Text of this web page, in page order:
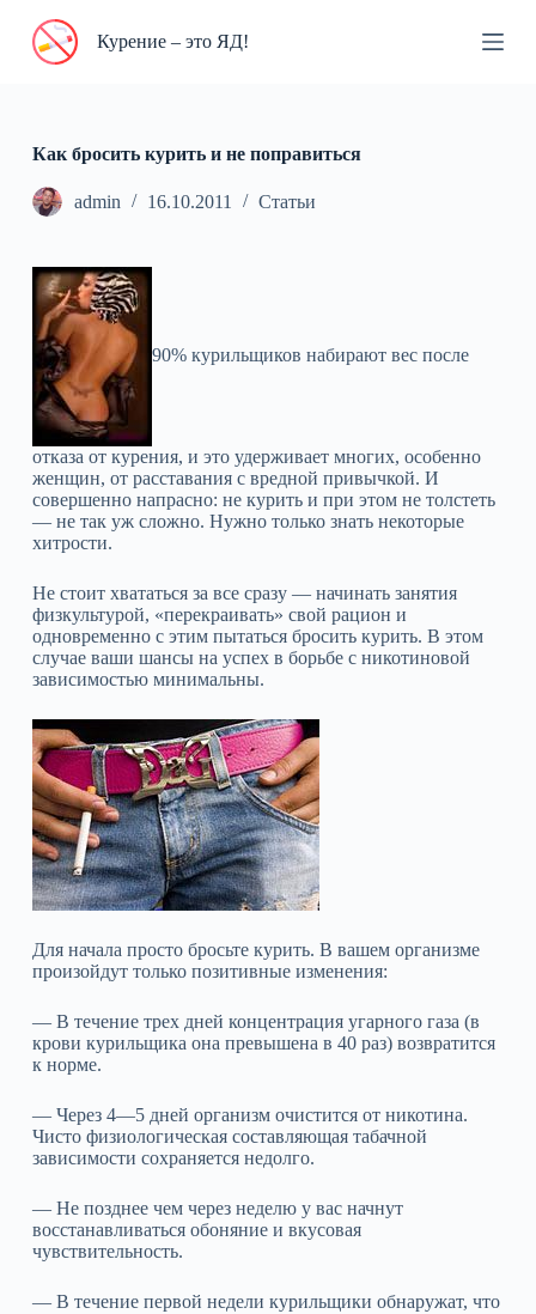
П
и
Курение – это ЯД!
Как бросить курить и не поправиться
admin 16.10.2011 Статьи
90% курильщиков набирают вес после
отказа от курения, и это удерживает многих, особенно
женщин, от расставания с вредной привычкой. И
совершенно напрасно: не курить и при этом не толстеть
— не так уж сложно. Нужно только знать некоторые
хитрости.
Не стоит хвататься за все сразу — начинать занятия
физкультурой, «перекраивать» свой рацион и
одновременно с этим пытаться бросить курить. В этом
случае ваши шансы на успех в борьбе с никотиновой
зависимостью минимальны.
Для начала просто бросьте курить. В вашем организме
произойдут только позитивные изменения:
— В течение трех дней концентрация угарного газа (в
крови курильщика она превышена в 40 раз) возвратится
к норме.
— Через 4—5 дней организм очистится от никотина.
Чисто физиологическая составляющая табачной
зависимости сохраняется недолго.
— Не позднее чем через неделю у вас начнут
восстанавливаться обоняние и вкусовая
чувствительность.
— В течение первой недели курильщики обнаружат, что